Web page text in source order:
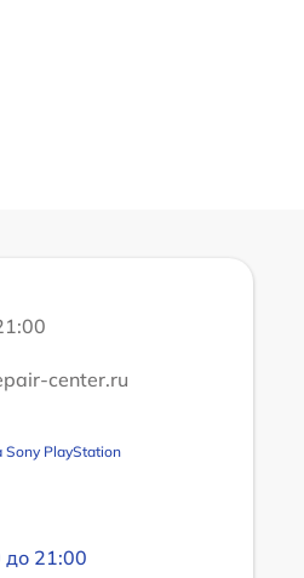
center.ru
Sony PlayStation
до 21:00